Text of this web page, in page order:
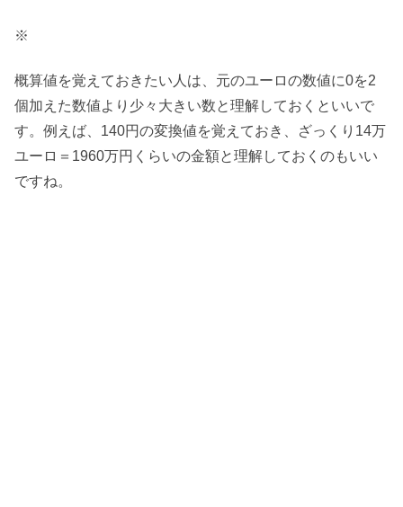
※
概算値を覚えておきたい人は、元のユーロの数値に0を2
個加えた数値より少々大きい数と理解しておくといいで
す。例えば、140円の変換値を覚えておき、ざっくり14万
ユーロ＝1960万円くらいの金額と理解しておくのもいい
ですね。